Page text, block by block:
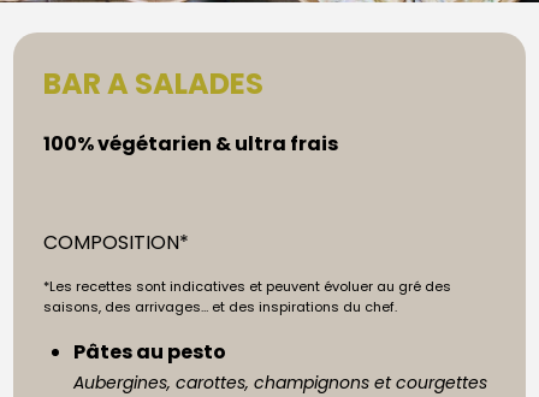
BAR A SALADES
100% végétarien & ultra frais
COMPOSITION*
*Les recettes sont indicatives et peuvent évoluer au gré des
saisons, des arrivages… et des inspirations du chef.
Pâtes au pesto
Aubergines, carottes, champignons et courgettes